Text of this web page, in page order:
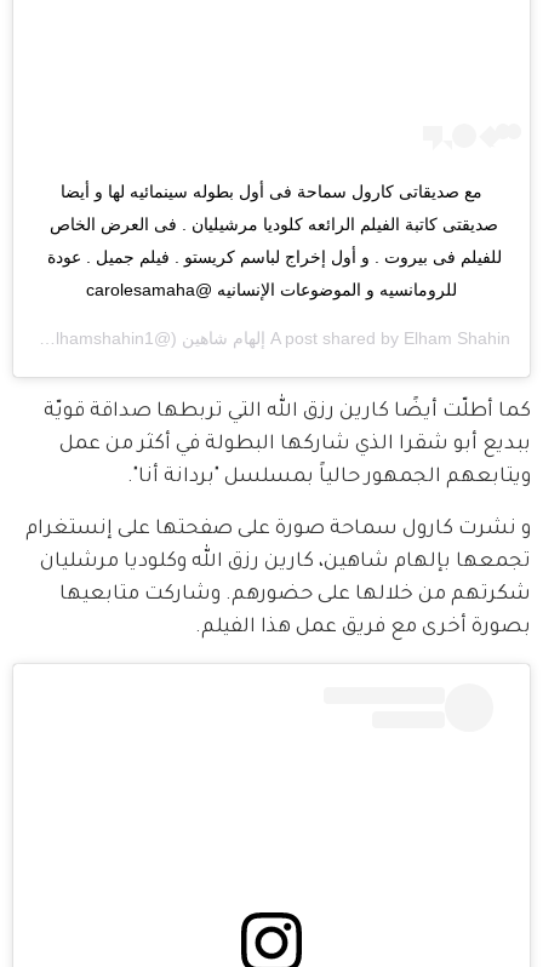
مع صديقاتى كارول سماحة فى أول بطوله سينمائيه لها و أيضا
صديقتى كاتبة الفيلم الرائعه كلوديا مرشيليان . فى العرض الخاص
للفيلم فى بيروت . و أول إخراج لباسم كريستو . فيلم جميل . عودة
للرومانسيه و الموضوعات الإنسانيه @carolesamaha
A post shared by Elham Shahin إلهام شاهين (@elhamshahin1) on
كما أطلّت أيضًا كارين رزق الله التي تربطها صداقة قويّة
ببديع أبو شقرا الذي شاركها البطولة في أكثر من عمل
ويتابعهم الجمهور حالياً بمسلسل "بردانة أنا".
و نشرت كارول سماحة صورة على صفحتها على إنستغرام
تجمعها بإلهام شاهين، كارين رزق الله وكلوديا مرشليان
شكرتهم من خلالها على حضورهم. وشاركت متابعيها
بصورة أخرى مع فريق عمل هذا الفيلم.